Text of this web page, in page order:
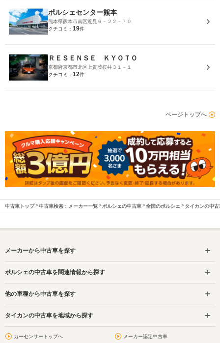
ポルシェセンター熊本
熊本県熊本市南区近見６－２２－７０
クチコミ： 19件
ＲＥＳＥＮＳＥ ＫＹＯＴＯ
京都府京都市北区上賀茂桜井３１－１
クチコミ： 12件
ページトップへ
中古車トップ 中古車検索：メーカー一覧 ポルシェの中古車 全国のポルシェ タイカンの中古
メーカーから中古車を探す
ポルシェの中古車を関連情報から探す
他の車種から中古車を探す
タイカンの中古車を地域から探す
カーセンサートップへ メーカー認定中古車